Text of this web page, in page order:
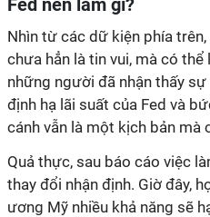
Fed nên làm gì?
Nhìn từ các dữ kiện phía
chưa hẳn là tin vui, mà có
những người đã nhận thấy
định hạ lãi suất của Fed và
cánh vẫn là một kịch bản mà
Quả thực, sau báo cáo việc
thay đổi nhận định. Giờ đây,
ương Mỹ nhiều khả năng sẽ